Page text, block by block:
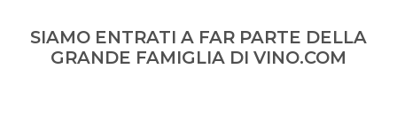
SIAMO ENTRATI A FAR PARTE DELLA
GRANDE FAMIGLIA DI VINO.COM